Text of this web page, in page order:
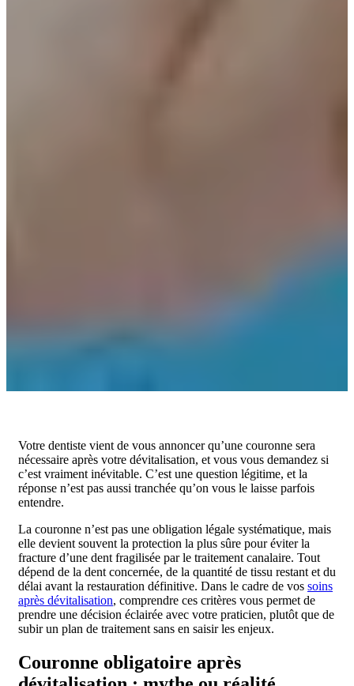
Votre dentiste vient de vous annoncer qu’une couronne sera
nécessaire après votre dévitalisation, et vous vous demandez si
c’est vraiment inévitable. C’est une question légitime, et la
réponse n’est pas aussi tranchée qu’on vous le laisse parfois
entendre.
La couronne n’est pas une obligation légale systématique, mais
elle devient souvent la protection la plus sûre pour éviter la
fracture d’une dent fragilisée par le traitement canalaire. Tout
dépend de la dent concernée, de la quantité de tissu restant et du
délai avant la restauration définitive. Dans le cadre de vos soins
après dévitalisation, comprendre ces critères vous permet de
prendre une décision éclairée avec votre praticien, plutôt que de
subir un plan de traitement sans en saisir les enjeux.
Couronne obligatoire après